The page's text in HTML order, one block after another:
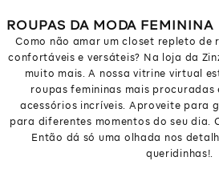
ROUPAS DA MODA FEMININA
Como não amar um closet repleto de
confortáveis e versáteis? Na loja da
muito mais. A nossa vitrine virtual
roupas femininas mais procuradas
acessórios incríveis. Aproveite para
para diferentes momentos do seu dia.
Então dá só uma olhada nos
queridinhas!.